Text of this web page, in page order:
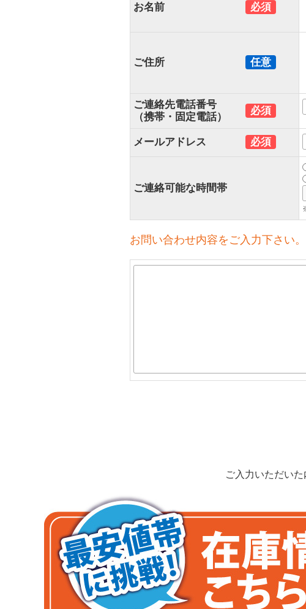
お名前 必須
ご住所 任意
ご連絡先電話番号
（携帯・固定電話）
必須
メールアドレス 必須
ご連絡可能な時間帯
お問い合わせ内容をご入力下さい。
ご入力いただい